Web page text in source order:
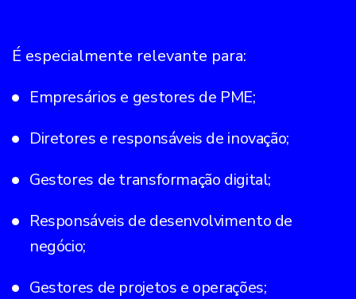
É especialmente relevante para:
Empresários e gestores de PME;
Diretores e responsáveis de inovação;
Gestores de transformação digital;
Responsáveis de desenvolvimento de
negócio;
Gestores de projetos e operações;